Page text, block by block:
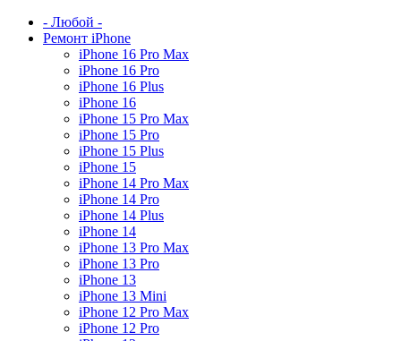
- Любой -
Ремонт iPhone
iPhone 16 Pro Max
iPhone 16 Pro
iPhone 16 Plus
iPhone 16
iPhone 15 Pro Max
iPhone 15 Pro
iPhone 15 Plus
iPhone 15
iPhone 14 Pro Max
iPhone 14 Pro
iPhone 14 Plus
iPhone 14
iPhone 13 Pro Max
iPhone 13 Pro
iPhone 13
iPhone 13 Mini
iPhone 12 Pro Max
iPhone 12 Pro